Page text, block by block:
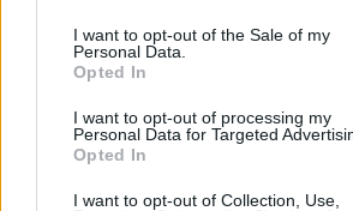
I want to opt-out of the Sale of my
Personal Data.
Opted In
I want to opt-out of processing my
Personal Data for Targeted
Opted In
I want to opt-out of Collection, Use,
rasističnimi, diskriminatornimi ali
bodo odstranjeni.
Failed to fetch
Prihajajoči dogodki